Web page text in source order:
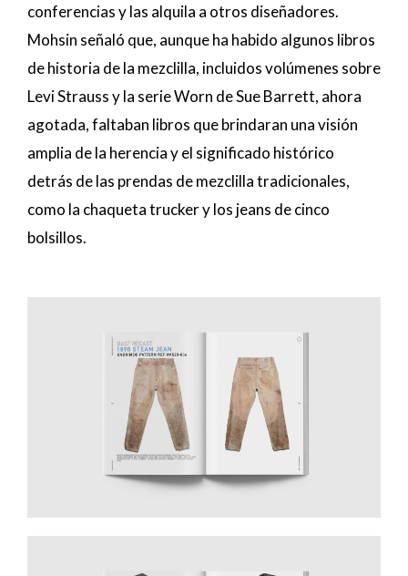
conferencias y las alquila a otros diseñadores.
Mohsin señaló que, aunque ha habido algunos libros
de historia de la mezclilla, incluidos volúmenes sobre
Levi Strauss y la serie Worn de Sue Barrett, ahora
agotada, faltaban libros que brindaran una visión
amplia de la herencia y el significado histórico
detrás de las prendas de mezclilla tradicionales,
como la chaqueta trucker y los jeans de cinco
bolsillos.